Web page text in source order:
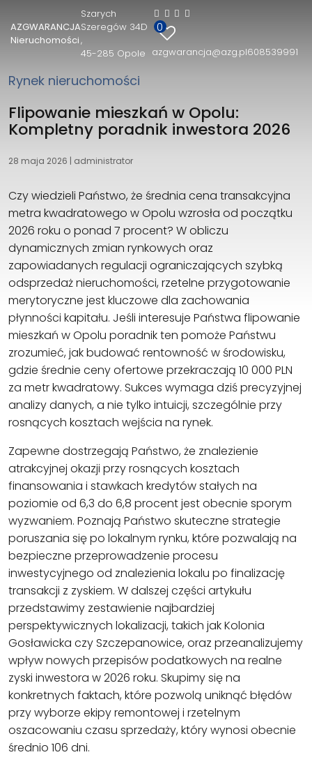
AZGWARANCJA
Nieruchomości
Szarych
Szeregów 34D
45-285 Opole
0
azgwarancja@azg.pl608539991
AZGWARANCJA Nieruchomości
Szarych Szeregów 34D
45-285 Opole
608539991
azgwarancja@azg.pl
Rynek nieruchomości
Flipowanie mieszkań w Opolu:
Kompletny poradnik inwestora 2026
28 maja 2026 | administrator
Czy wiedzieli Państwo, że średnia cena transakcyjna
metra kwadratowego w Opolu wzrosła od początku
2026 roku o ponad 7 procent? W obliczu
dynamicznych zmian rynkowych oraz
zapowiadanych regulacji ograniczających szybką
odsprzedaż nieruchomości, rzetelne przygotowanie
merytoryczne jest kluczowe dla zachowania
płynności kapitału. Jeśli interesuje Państwa flipowanie
mieszkań w Opolu poradnik ten pomoże Państwu
zrozumieć, jak budować rentowność w środowisku,
gdzie średnie ceny ofertowe przekraczają 10 000 PLN
za metr kwadratowy. Sukces wymaga dziś precyzyjnej
analizy danych, a nie tylko intuicji, szczególnie przy
rosnących kosztach wejścia na rynek.
Zapewne dostrzegają Państwo, że znalezienie
atrakcyjnej okazji przy rosnących kosztach
finansowania i stawkach kredytów stałych na
poziomie od 6,3 do 6,8 procent jest obecnie sporym
wyzwaniem. Poznają Państwo skuteczne strategie
poruszania się po lokalnym rynku, które pozwalają na
bezpieczne przeprowadzenie procesu
inwestycyjnego od znalezienia lokalu po finalizację
transakcji z zyskiem. W dalszej części artykułu
przedstawimy zestawienie najbardziej
perspektywicznych lokalizacji, takich jak Kolonia
Gosławicka czy Szczepanowice, oraz przeanalizujemy
wpływ nowych przepisów podatkowych na realne
zyski inwestora w 2026 roku. Skupimy się na
konkretnych faktach, które pozwolą uniknąć błędów
przy wyborze ekipy remontowej i rzetelnym
oszacowaniu czasu sprzedaży, który wynosi obecnie
średnio 106 dni.